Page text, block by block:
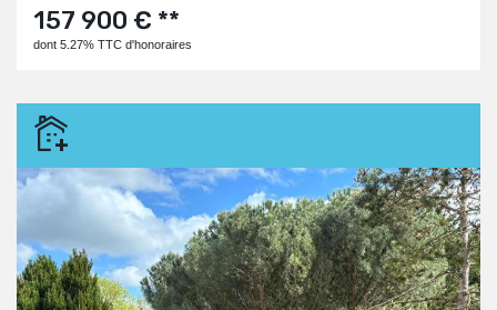
157 900 € **
dont 5.27% TTC d'honoraires